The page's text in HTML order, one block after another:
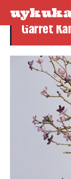
Garret